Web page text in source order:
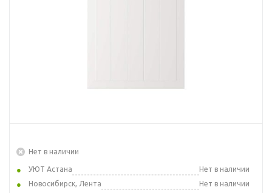
Нет в наличии
УЮТ Астана
Нет в наличии
Новосибирск, Лента
Нет в наличии